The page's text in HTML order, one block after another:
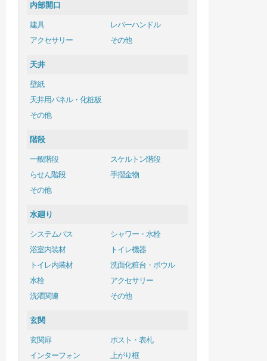
内部開口
建具
レバーハンドル
アクセサリー
その他
天井
壁紙
天井用パネル・化粧板
その他
階段
一般階段
スケルトン階段
らせん階段
手摺金物
その他
水廻り
システムバス
シャワー・水栓
浴室内装材
トイレ機器
トイレ内装材
洗面化粧台・ボウル
水栓
アクセサリー
洗濯関連
その他
玄関
玄関扉
ポスト・表札
インターフォン
上がり框